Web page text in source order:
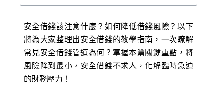
安全借錢該注意什麼？如何降低借錢風險？以下
將為大家整理出安全借錢的教學指南，一次瞭解
常見安全借錢管道為何？掌握本篇關鍵重點，將
風險降到最小，安全借錢不求人，化解臨時急迫
的財務壓力！